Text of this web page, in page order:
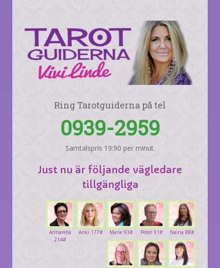
Ring Tarotguiderna på tel
0939-2959
Samtalspris 19:90 per minut.
Just nu är följande vägledare
tillgängliga
Naina 88#
Peter 91#
Marie 93#
Anki 177#
Annarella
214#